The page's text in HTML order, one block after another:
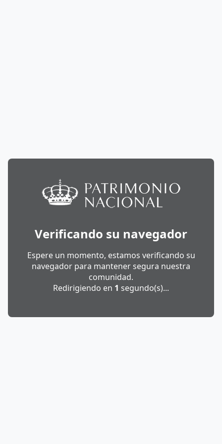
Verificando su navegador
Espere un momento, estamos verificando su
navegador para mantener segura nuestra
comunidad.
Redirigiendo en 1 segundo(s)...